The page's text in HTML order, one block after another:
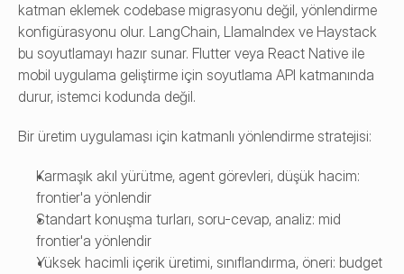
katman eklemek codebase migrasyonu değil, yönlendirme
konfigürasyonu olur. LangChain, LlamaIndex ve Haystack
bu soyutlamayı hazır sunar. Flutter veya React Native ile
mobil uygulama geliştirme için soyutlama API katmanında
durur, istemci kodunda değil.
Bir üretim uygulaması için katmanlı yönlendirme stratejisi:
Karmaşık akıl yürütme, agent görevleri, düşük hacim:
frontier'a yönlendir
Standart konuşma turları, soru-cevap, analiz: mid
frontier'a yönlendir
Yüksek hacimli içerik üretimi, sınıflandırma, öneri: budget